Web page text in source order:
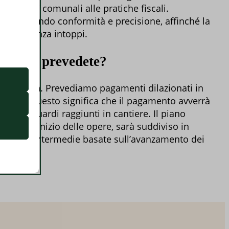
comunali alle pratiche fiscali.
conformità e precisione, affinché la
e senza intoppi.
e prevedete?
Prevediamo pagamenti dilazionati in
questo significa che il pagamento avverrà
dei traguardi raggiunti in cantiere. Il piano
dell’inizio delle opere, sarà suddiviso in
intermedie basate sull’avanzamento dei